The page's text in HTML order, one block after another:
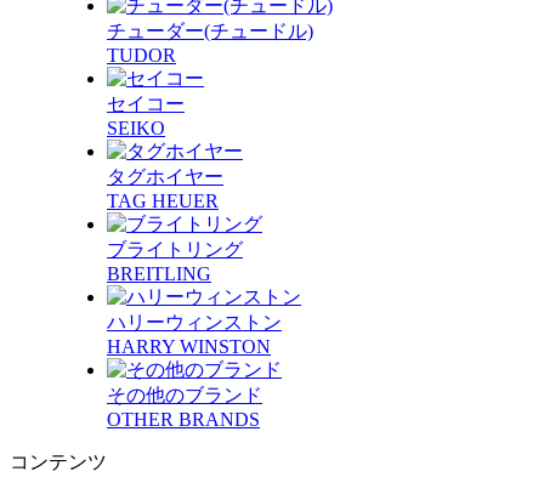
チューダー(チュードル)
TUDOR
セイコー
SEIKO
タグホイヤー
TAG HEUER
ブライトリング
BREITLING
ハリーウィンストン
HARRY WINSTON
その他のブランド
OTHER BRANDS
コンテンツ